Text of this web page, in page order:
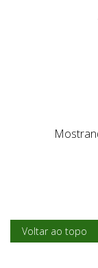
Voltar ao topo